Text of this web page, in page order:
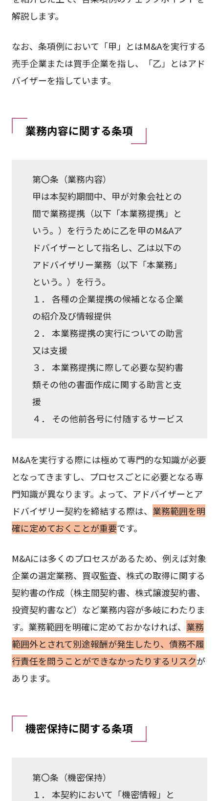
解説します。
なお、条項例において「甲」とはM&Aを実行する
売手企業または買手企業を指し、「乙」とはアド
バイザーを指しています。
業務内容に関する条項
第〇条（業務内容）
甲は本契約期間中、甲が対象会社との
間で業務提携（以下「本業務提携」と
いう。）を行うために乙を甲のM&Aア
ドバイザーとして指名し、乙は以下の
アドバイザリー業務（以下「本業務」
という。）を行う。
１． 各種の企業提携の候補となる企業
の紹介及び情報提供
２． 本業務提携の実行についての助言
又は支援
３． 本業務提携に際して必要な契約書
類その他の書面作成に関する助言と支
援
４． その他前各号に付随するサービス
M&Aを実行する際には極めて専門的な知識が必要
となってきますし、プロセスごとに必要となる専
門知識が異なります。よって、アドバイザーとア
ドバイザリー契約を締結する際は、 業務範囲を明
確に定めておくことが重要です。
M&Aには多くのプロセスがあるため、例えば対象
企業の選定業務、買収監査、株式の取得に関する
契約書の作成（株主間契約書、株式譲渡契約書、
投資契約書など）など業務内容が多岐にわたりま
す。業務範囲を明確に定めておかなければ、 業務
範囲外とされて別途報酬が発生したり、債務不履
行責任を問うことができなかったりするリスクが
あります。
機密保持に関する条項
第〇条（機密保持）
１． 本契約において「機密情報」と